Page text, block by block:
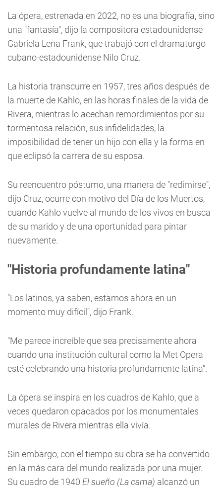
La ópera, estrenada en 2022, no es una biografía, sino
una "fantasía", dijo la compositora estadounidense
Gabriela Lena Frank, que trabajó con el dramaturgo
cubano-estadounidense Nilo Cruz.
La historia transcurre en 1957, tres años después de
la muerte de Kahlo, en las horas finales de la vida de
Rivera, mientras lo acechan remordimientos por su
tormentosa relación, sus infidelidades, la
imposibilidad de tener un hijo con ella y la forma en
que eclipsó la carrera de su esposa.
Su reencuentro póstumo, una manera de "redimirse",
dijo Cruz, ocurre con motivo del Día de los Muertos,
cuando Kahlo vuelve al mundo de los vivos en busca
de su marido y de una oportunidad para pintar
nuevamente.
"Historia profundamente latina"
"Los latinos, ya saben, estamos ahora en un
momento muy difícil", dijo Frank.
"Me parece increíble que sea precisamente ahora
cuando una institución cultural como la Met Opera
esté celebrando una historia profundamente latina".
La ópera se inspira en los cuadros de Kahlo, que a
veces quedaron opacados por los monumentales
murales de Rivera mientras ella vivía.
Sin embargo, con el tiempo su obra se ha convertido
en la más cara del mundo realizada por una mujer.
Su cuadro de 1940 El sueño (La cama) alcanzó un